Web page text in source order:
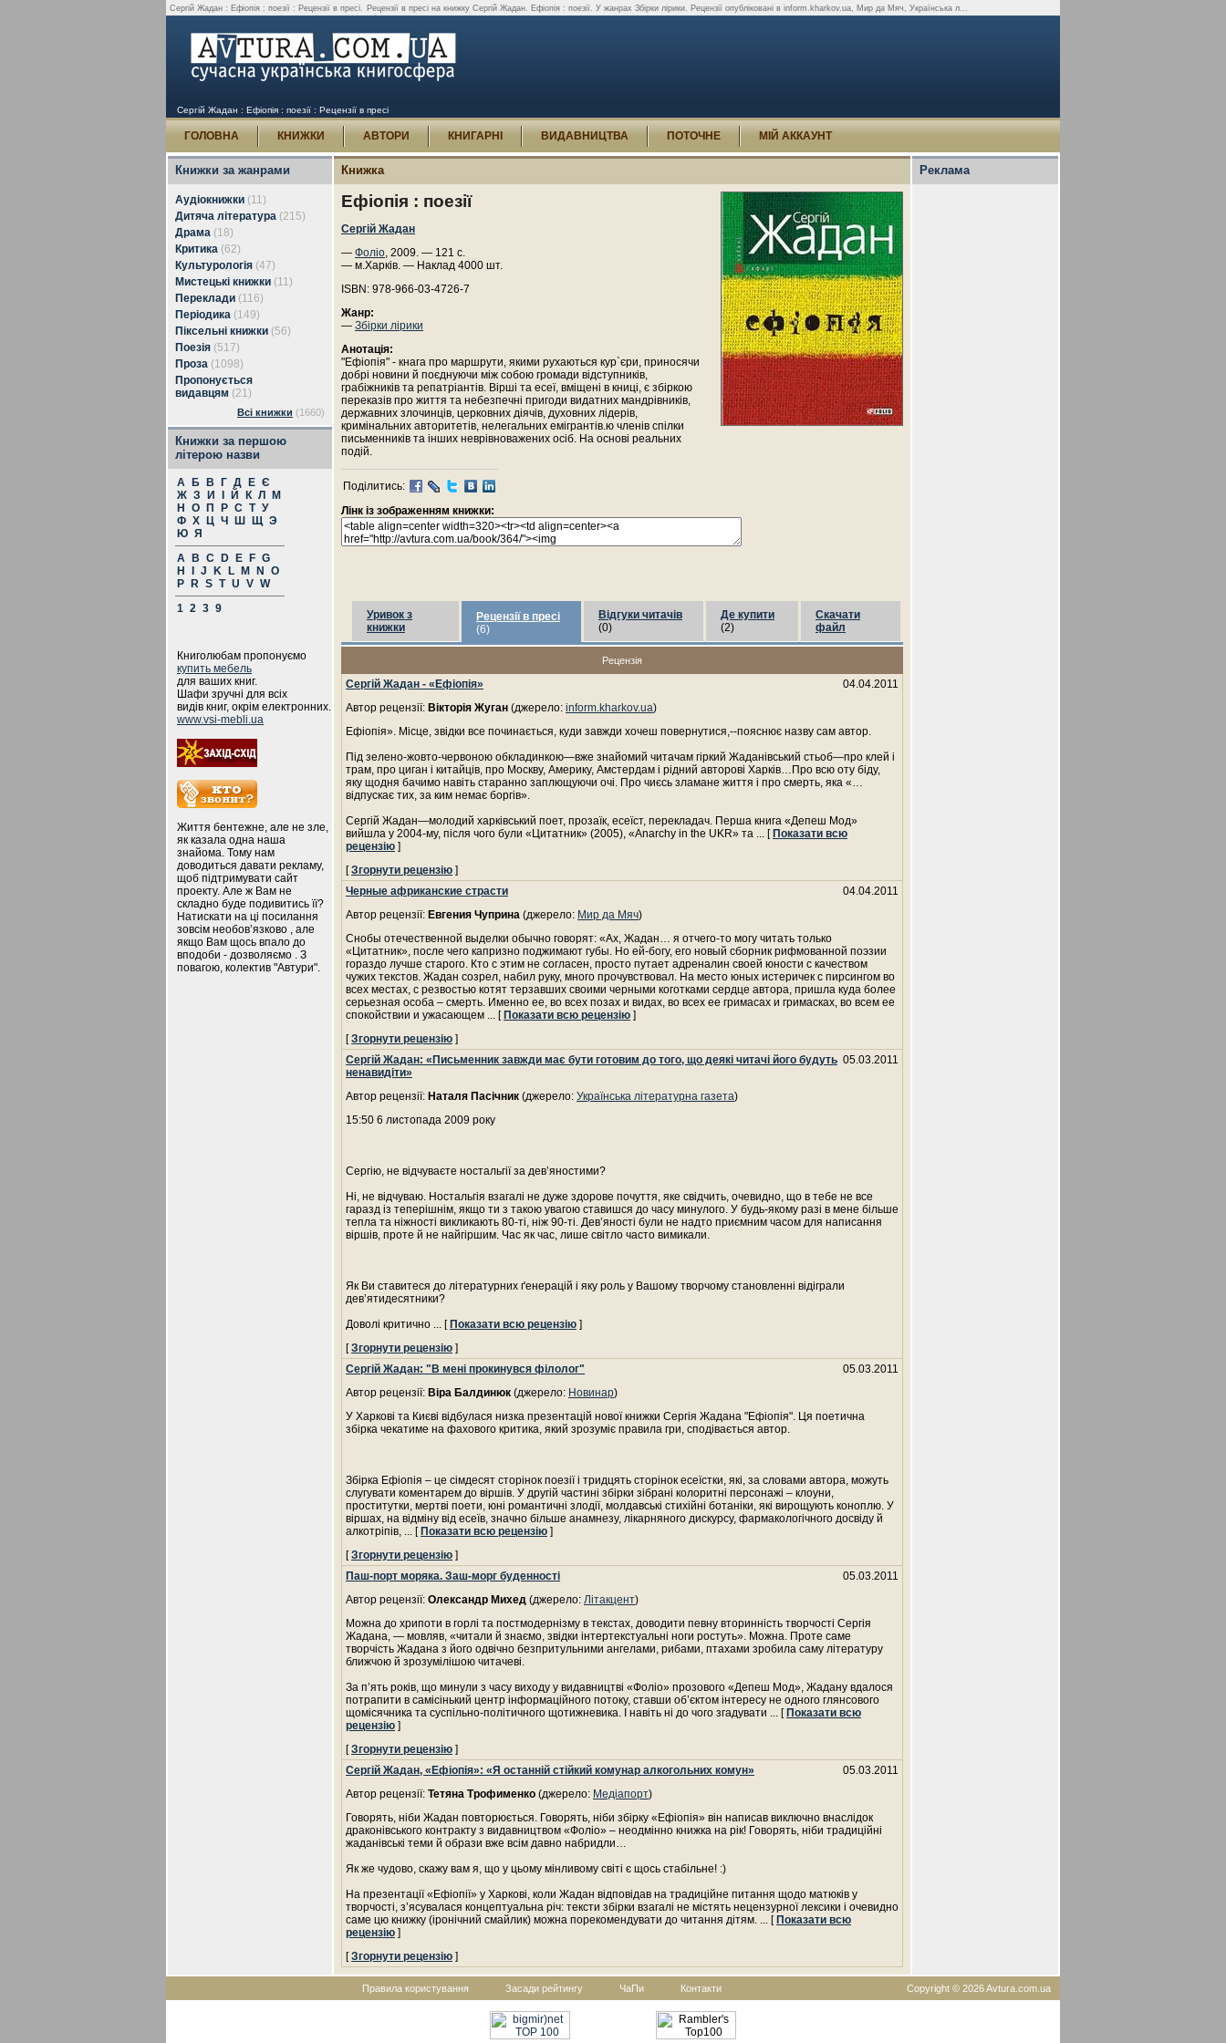
Сергій Жадан : Ефіопія : поезії : Рецензії в пресі. Рецензії в пресі на книжку Сергій Жадан. Ефіопія : поезії. У жанрах Збірки лірики. Рецензії опубліковані в inform.kharkov.ua, Мир да Мяч, Українська л...
Сергій Жадан : Ефіопія : поезії : Рецензії в пресі
ГОЛОВНА КНИЖКИ АВТОРИ КНИГАРНІ ВИДАВНИЦТВА ПОТОЧНЕ МІЙ АККАУНТ
Книжки за жанрами
Аудіокнижки (11)
Дитяча література (215)
Драма (18)
Критика (62)
Культурологія (47)
Мистецькі книжки (11)
Переклади (116)
Періодика (149)
Піксельні книжки (56)
Поезія (517)
Проза (1098)
Пропонується
видавцям (21)
Всі книжки (1660)
Книжки за першою
літерою назви
А Б В Г Д Е Є
Ж З И Й К Л
М
Н
О П Р С Т У
Ф Х Ц Ч Ш Щ Э
Ю Я
A
B C D E F G
H
J K L M N
O
P
R S T U V W
1 2 3 9
Книголюбам пропонуємо
купить мебель
для ваших книг.
Шафи зручні для всіх
видів книг, окрім електронних.
www.vsi-mebli.ua
Життя бентежне, але не зле,
як казала одна наша
знайома. Тому нам
доводиться давати рекламу,
щоб підтримувати сайт
проекту. Але ж Вам не
складно буде подивитись її?
Натискати на ці посилання
зовсім необов’язково , але
якщо Вам щось впало до
вподоби - дозволяємо . З
повагою, колектив "Автури".
Книжка
Ефіопія : поезії
Сергій Жадан
— Фоліо, 2009. — 121 с.
— м.Харків. — Наклад 4000 шт.
ISBN: 978-966-03-4726-7
Жанр:
— Збірки лірики
Анотація:
"Ефіопія" - кнага про маршрути, якими рухаються кур`єри, приносячи
добрі новини й поєднуючи між собою громади відступників,
грабіжників та репатріантів. Вірші та есеї, вміщені в книці, є збіркою
переказів про життя та небезпечні пригоди видатних мандрівників,
державних злочинців, церковних діячів, духовних лідерів,
кримінальних авторитетів, нелегальних емігрантів.ю членів спілки
письменників та інших неврівноважених осіб. На основі реальних
подій.
Поділитись:
Лінк із зображенням книжки:
Уривок з
книжки
Рецензії в пресі
(6)
Відгуки читачів
(0)
Де купити
(2)
Скачати
файл
Рецензія
04.04.2011
Сергій Жадан - «Ефіопія»
Автор рецензії: Вікторія Жуган (джерело: inform.kharkov.ua)
Ефіопія». Місце, звідки все починається, куди завжди хочеш повернутися,--пояснює назву сам автор.
Під зелено-жовто-червоною обкладинкою—вже знайомий читачам гіркий Жаданівський стьоб—про клей і
трам, про циган і китайців, про Москву, Америку, Амстердам і рідний авторові Харків…Про всю оту біду,
яку щодня бачимо навіть старанно заплющуючи очі. Про чиєсь зламане життя і про смерть, яка «…
відпускає тих, за ким немає боргів».
Сергій Жадан—молодий харківський поет, прозаїк, есеїст, перекладач. Перша книга «Депеш Мод»
вийшла у 2004-му, після чого були «Цитатник» (2005), «Anarchy in the UKR» та ... [ Показати всю
рецензію ]
[Згорнути рецензію ]
04.04.2011
Черные африканские страсти
Автор рецензії: Евгения Чуприна (джерело: Мир да Мяч)
Снобы отечественной выделки обычно говорят: «Ах, Жадан… я отчего-то могу читать только
«Цитатник», после чего капризно поджимают губы. Но ей-богу, его новый сборник рифмованной поэзии
гораздо лучше старого. Кто с этим не согласен, просто путает адреналин своей юности с качеством
чужих текстов. Жадан созрел, набил руку, много прочувствовал. На место юных истеричек с пирсингом во
всех местах, с резвостью котят терзавших своими черными коготками сердце автора, пришла куда более
серьезная особа – смерть. Именно ее, во всех позах и видах, во всех ее гримасах и гримасках, во всем ее
спокойствии и ужасающем ... [ Показати всю рецензію ]
[Згорнути рецензію ]
05.03.2011
Сергій Жадан: «Письменник завжди має бути готовим до того, що деякі читачі його будуть
ненавидіти»
Автор рецензії: Наталя Пасічник (джерело: Українська літературна газета)
15:50 6 листопада 2009 року
Сергію, не відчуваєте ностальгії за дев’яностими?
Ні, не відчуваю. Ностальгія взагалі не дуже здорове почуття, яке свідчить, очевидно, що в тебе не все
гаразд із теперішнім, якщо ти з такою увагою ставишся до часу минулого. У будь-якому разі в мене більше
тепла та ніжності викликають 80-ті, ніж 90-ті. Дев’яності були не надто приємним часом для написання
віршів, проте й не найгіршим. Час як час, лише світло часто вимикали.
Як Ви ставитеся до літературних ґенерацій і яку роль у Вашому творчому становленні відіграли
дев’ятидесятники?
Доволі критично ... [ Показати всю рецензію ]
[Згорнути рецензію ]
05.03.2011
Сергій Жадан: "В мені прокинувся філолог"
Автор рецензії: Віра Балдинюк (джерело: Новинар)
У Харкові та Києві відбулася низка презентацій нової книжки Сергія Жадана "Ефіопія". Ця поетична
збірка чекатиме на фахового критика, який зрозуміє правила гри, сподівається автор.
Збірка Ефіопія – це сімдесят сторінок поезії і тридцять сторінок есеїстки, які, за словами автора, можуть
слугувати коментарем до віршів. У другій частині збірки зібрані колоритні персонажі – клоуни,
проститутки, мертві поети, юні романтичні злодії, молдавські стихійні ботаніки, які вирощують коноплю. У
віршах, на відміну від есеїв, значно більше анамнезу, лікарняного дискурсу, фармакологічного досвіду й
алкотріпів, ... [ Показати всю рецензію ]
[Згорнути рецензію ]
05.03.2011
Паш-порт моряка. Заш-морг буденності
Автор рецензії: Олександр Михед (джерело: Літакцент)
Можна до хрипоти в горлі та постмодернізму в текстах, доводити певну вторинність творчості Сергія
Жадана, — мовляв, «читали й знаємо, звідки інтертекстуальні ноги ростуть». Можна. Проте саме
творчість Жадана з його одвічно безпритульними ангелами, рибами, птахами зробила саму літературу
ближчою й зрозумілішою читачеві.
За п’ять років, що минули з часу виходу у видавництві «Фоліо» прозового «Депеш Мод», Жадану вдалося
потрапити в самісінький центр інформаційного потоку, ставши об’єктом інтересу не одного глянсового
щомісячника та суспільно-політичного щотижневика. І навіть ні до чого згадувати ... [ Показати всю
рецензію ]
[Згорнути рецензію ]
05.03.2011
Сергій Жадан, «Ефіопія»: «Я останній стійкий комунар алкогольних комун»
Автор рецензії: Тетяна Трофименко (джерело: Медіапорт)
Говорять, ніби Жадан повторюється. Говорять, ніби збірку «Ефіопія» він написав виключно внаслідок
драконівського контракту з видавництвом «Фоліо» – неодмінно книжка на рік! Говорять, ніби традиційні
жаданівські теми й образи вже всім давно набридли…
Як же чудово, скажу вам я, що у цьому мінливому світі є щось стабільне! :)
На презентації «Ефіопії» у Харкові, коли Жадан відповідав на традиційне питання щодо матюків у
творчості, з’ясувалася концептуальна річ: тексти збірки взагалі не містять нецензурної лексики і очевидно
саме цю книжку (іронічний смайлик) можна порекомендувати до читання дітям. ... [ Показати всю
рецензію ]
[Згорнути рецензію ]
Реклама
Правила користування Засади рейтингу ЧаПи Контакти Copyright © 2026 Avtura.com.ua